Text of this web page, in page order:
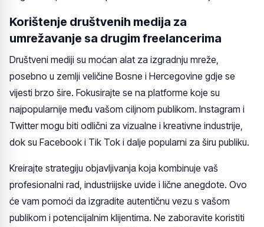
Korištenje društvenih medija za
umrežavanje sa drugim freelancerima
Društveni mediji su moćan alat za izgradnju mreže,
posebno u zemlji veličine Bosne i Hercegovine gdje se
vijesti brzo šire. Fokusirajte se na platforme koje su
najpopularnije među vašom ciljnom publikom. Instagram i
Twitter mogu biti odlični za vizualne i kreativne industrije,
dok su Facebook i Tik Tok i dalje popularni za širu publiku.
Kreirajte strategiju objavljivanja koja kombinuje vaš
profesionalni rad, industriijske uvide i lične anegdote. Ovo
će vam pomoći da izgradite autentičnu vezu s vašom
publikom i potencijalnim klijentima. Ne zaboravite koristiti